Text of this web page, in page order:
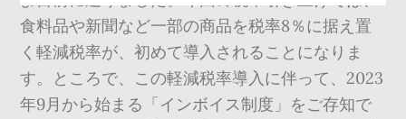
食料品や新聞など一部の商品を税率8％に据え置
く軽減税率が、初めて導入されることになりま
す。ところで、この軽減税率導入に伴って、2023
年9月から始まる「インボイス制度」をご存知で